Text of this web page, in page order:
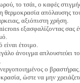
το τσάι, ο καφές
θερμοκρασία απόλαυσης
αξιόπιστη χρήση.
εξασφαλίζοντας σας
έτοιμο.
άνοιγμα απλουστεύει
ο βραστήρας.
ώστε να μην